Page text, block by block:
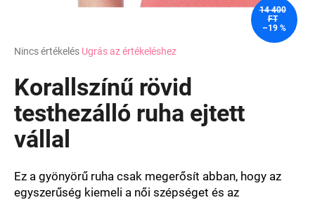
A
átlagos
értékelése
5-
ből
csillag.
Nincs értékelés Ugrás az értékeléshez
Korallszínű rövid
testhezálló ruha ejtett
vállal
Ez a gyönyörű ruha csak megerősít abban, hogy az
egyszerűség kiemeli a női szépséget és az
14 400
FT
–19 %